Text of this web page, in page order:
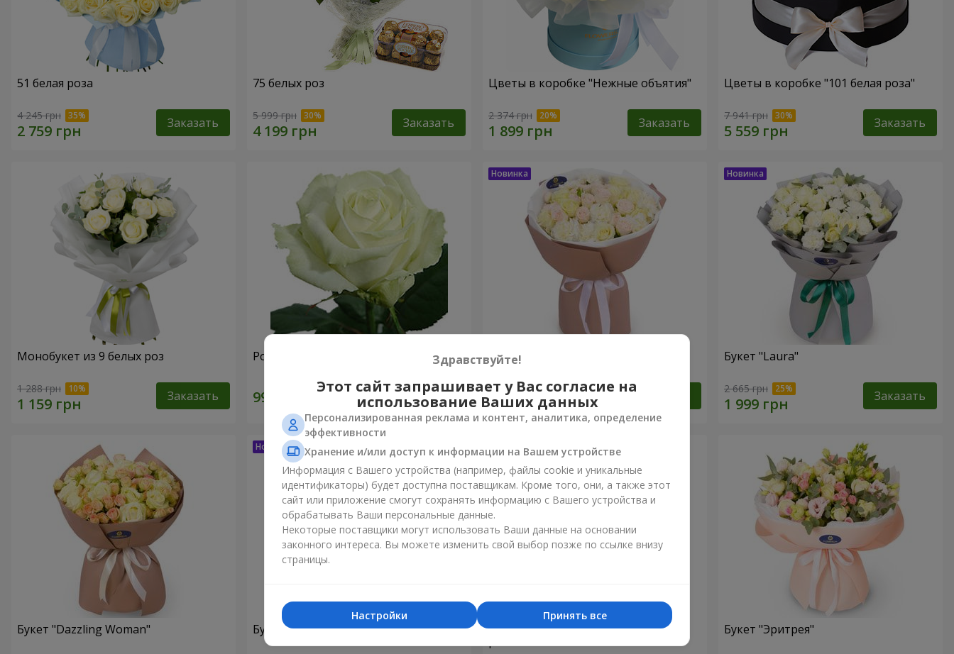
51 белая роза
4 245 грн Заказать
75 белых роз
5 999 грн Заказать
Цветы в коробке "Нежные объятия"
2 374 грн Заказать
Цветы в коробке "101 белая роза"
7 941 грн Заказать
Монобукет из 9 белых роз
1 288 грн Заказать
Роза белая (поштучно)
Заказать
Букет "Венера"
2 374 грн
Букет "Laura"
2 665 грн Заказать
Букет "Dazzling Woman" Букет "White Apple" Монобукет "White infinity" из 101 Букет "Эритрея"
Здравствуйте!
Этот сайт запрашивает у Вас согласие на
использование Ваших данных
Персонализированная реклама и контент, аналитика, определение
эффективности
Хранение и/или доступ к информации на Вашем устройстве
Информация с Вашего устройства (например, файлы cookie и уникальные
идентификаторы) будет доступна поставщикам. Кроме того, они, а также этот
сайт или приложение смогут сохранять информацию с Вашего устройства и
обрабатывать Ваши персональные данные.
Некоторые поставщики могут использовать Ваши данные на основании
законного интереса. Вы можете изменить свой выбор позже по ссылке внизу
страницы.
Принять все
Настройки